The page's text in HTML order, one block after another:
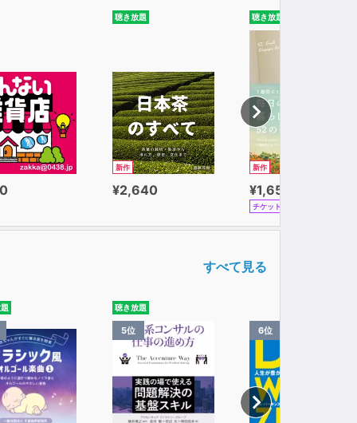
聴き放題
新作
¥2,640
聴き放題
新作
¥1,650
チケット
すべて見る
聴き放題
5位 6位